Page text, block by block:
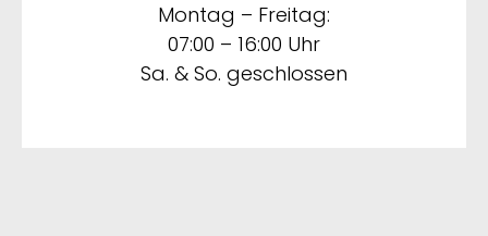
Montag – Freitag:
07:00 – 16:00 Uhr
Sa. & So. geschlossen